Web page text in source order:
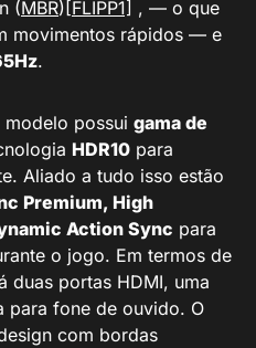
(MBR) [FLIPP1] , — o que
movimentos rápidos — e
.
modelo possui gama de
HDR10 para
Aliado a tudo isso estão
Premium, High
Action Sync para
o jogo. Em termos de
duas portas HDMI, uma
para fone de ouvido. O
com bordas